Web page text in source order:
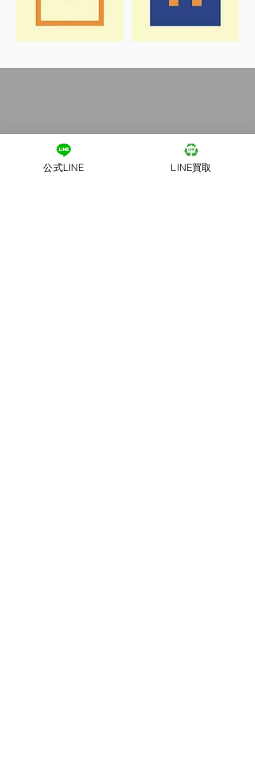
公式LINE LINE買取